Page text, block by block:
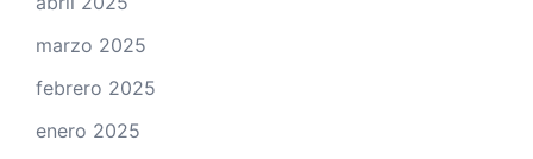
marzo 2025
febrero 2025
enero 2025